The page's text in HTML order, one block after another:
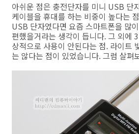
아쉬운 점은 충전단자를 미니 USB 단
케이블을 휴대를 하는 비중이 높다는
USB 단자였다면 요즘 스마트폰을 많
편했을거라는 생각이 듭니다. 그 외에
상적으로 사용이 안된다는 점. 라이트
는 않다는 점이 있었습니다. 그럼 살펴